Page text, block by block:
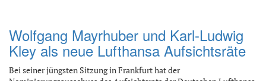
Wolfgang Mayrhuber und Karl-Ludwig
Kley als neue Lufthansa Aufsichtsräte
Bei seiner jüngsten Sitzung in Frankfurt hat der